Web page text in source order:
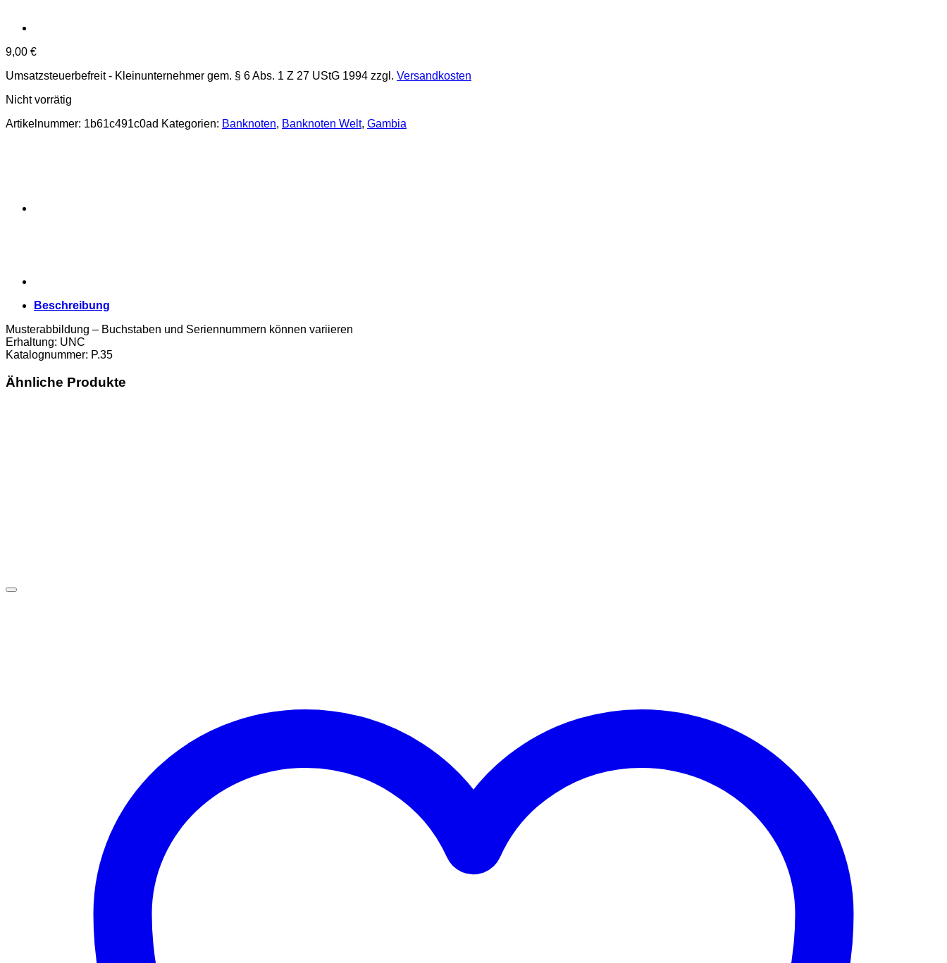
9,00 €
Umsatzsteuerbefreit - Kleinunternehmer gem. § 6 Abs. 1 Z 27 UStG 1994 zzgl. Versandkosten
Nicht vorrätig
Artikelnummer: 1b61c491c0ad Kategorien: Banknoten, Banknoten Welt, Gambia
Beschreibung
Musterabbildung – Buchstaben und Seriennummern können variieren
Erhaltung: UNC
Katalognummer: P.35
Ähnliche Produkte